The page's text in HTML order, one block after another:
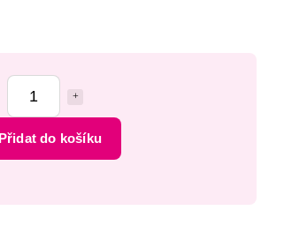
Přidat do košíku